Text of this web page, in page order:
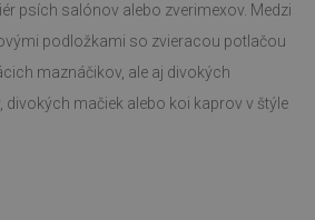
psích salónov alebo zverimexov. Medzi
podložkami so zvieracou potlačou
maznáčikov, ale aj divokých
mačiek alebo koi kaprov v štýle